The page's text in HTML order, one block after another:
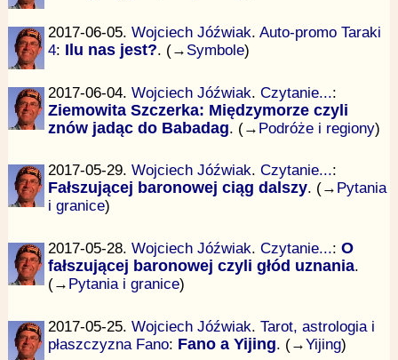
2017-06-05. Wojciech Jóźwiak. Auto-promo Taraki
4: Ilu nas jest?. (→ Symbole)
2017-06-04. Wojciech Jóźwiak. Czytanie...:
Ziemowita Szczerka: Międzymorze czyli
znów jadąc do Babadag. (→ Podróże i regiony)
2017-05-29. Wojciech Jóźwiak. Czytanie...:
Fałszującej baronowej ciąg dalszy. (→ Pytania
i granice)
2017-05-28. Wojciech Jóźwiak. Czytanie...: O
fałszującej baronowej czyli głód uznania.
(→ Pytania i granice)
2017-05-25. Wojciech Jóźwiak. Tarot, astrologia i
płaszczyzna Fano: Fano a Yijing. (→Yijing)